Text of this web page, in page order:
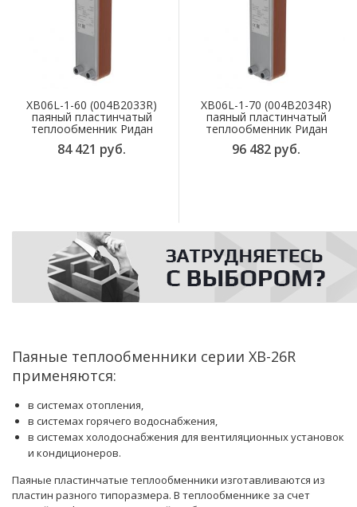
XB06L-1-60 (004B2033R)
паяный пластинчатый
теплообменник Ридан
84 421 руб.
XB06L-1-70 (004B2034R)
паяный пластинчатый
теплообменник Ридан
96 482 руб.
Паяные теплообменники серии XB-26R
применяются:
в системах отопления,
в системах горячего водоснабжения,
в системах холодоснабжения для вентиляционных установок
и кондиционеров.
Паяные пластинчатые теплообменники изготавливаются из
пластин разного типоразмера. В теплообменнике за счет